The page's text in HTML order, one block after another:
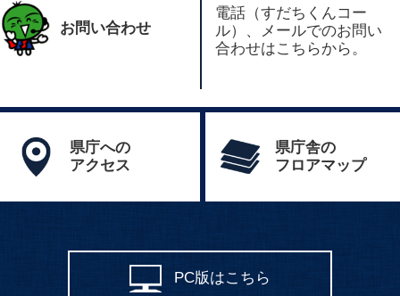
お問い合わせ
電話（すだちくんコー
ル）、メールでのお問い
合わせはこちらから。
県庁への
アクセス
県庁舎の
フロアマップ
PC版はこちら